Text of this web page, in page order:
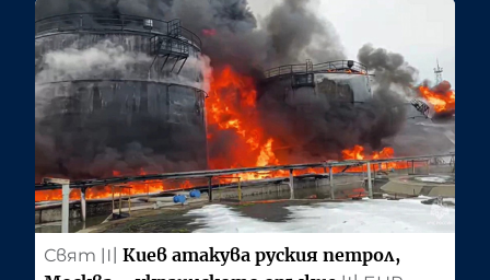
Свят 〣 Киев атакува руския петрол,